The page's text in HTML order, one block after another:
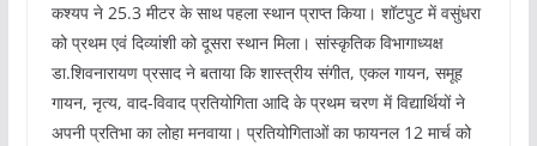
कश्यप ने 25.3 मीटर के साथ पहला स्थान प्राप्त किया। शॉटपुट में वसुंधरा
को प्रथम एवं दिव्यांशी को दूसरा स्थान मिला। सांस्कृतिक विभागाध्यक्ष
डा.शिवनारायण प्रसाद ने बताया कि शास्त्रीय संगीत, एकल गायन, समूह
गायन, नृत्य, वाद-विवाद प्रतियोगिता आदि के प्रथम चरण में विद्यार्थियों ने
अपनी प्रतिभा का लोहा मनवाया। प्रतियोगिताओं का फायनल 12 मार्च को